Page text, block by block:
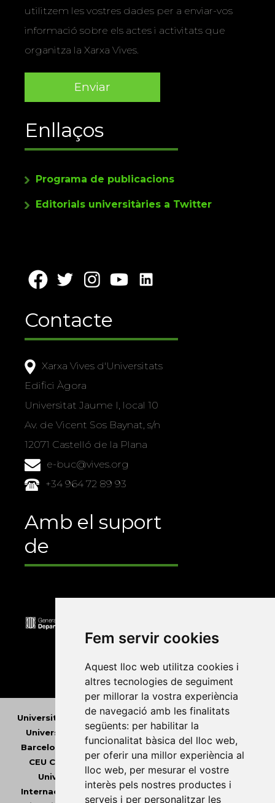
Fem servir cookies
Aquest lloc web utilitza cookies i
altres tecnologies de seguiment
per millorar la vostra experiència
de navegació amb les finalitats
següents: per habilitar la
funcionalitat bàsica del lloc web,
per oferir una millor experiència al
lloc web, per mesurar el vostre
interès pels nostres productes i
serveis i per personalitzar les
utilitzem les vostres dades per a enviar-vos
informació sobre els actes i activitats que
organitza la Xarxa Vives.
Enllaços
Programa de publicacions
Editorials universitàries a Twitter
Contacte
Xarxa Vives d'Universitats
Edifici Àgora
Universitat Jaume I, local 10
Av. de Vicent Sos Baynat, s/n
12071 Castelló de la Plana
e-buc@vives.org
+34 964 72 89 93
Amb el suport
de
Universitat Abat Oliba CEU•Universitat d'Alacant
Universitat d'Andorra•Universitat Autònoma de
Barcelona
Universitat de Barcelona•Universitat
CEU Cardenal Herrera•Universitat de Girona •
Universitat de les Illes Balears•
Universitat
Internacional de Catalunya•Universitat Jaume I